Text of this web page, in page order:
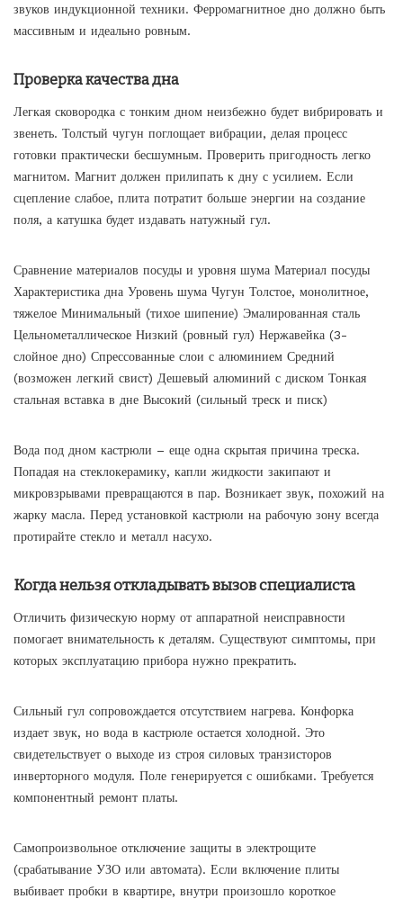
звуков индукционной техники. Ферромагнитное дно должно быть
массивным и идеально ровным.
Проверка качества дна
Легкая сковородка с тонким дном неизбежно будет вибрировать и
звенеть. Толстый чугун поглощает вибрации, делая процесс
готовки практически бесшумным. Проверить пригодность легко
магнитом. Магнит должен прилипать к дну с усилием. Если
сцепление слабое, плита потратит больше энергии на создание
поля, а катушка будет издавать натужный гул.
Сравнение материалов посуды и уровня шума Материал посуды
Характеристика дна Уровень шума Чугун Толстое, монолитное,
тяжелое Минимальный (тихое шипение) Эмалированная сталь
Цельнометаллическое Низкий (ровный гул) Нержавейка (3-
слойное дно) Спрессованные слои с алюминием Средний
(возможен легкий свист) Дешевый алюминий с диском Тонкая
стальная вставка в дне Высокий (сильный треск и писк)
Вода под дном кастрюли – еще одна скрытая причина треска.
Попадая на стеклокерамику, капли жидкости закипают и
микровзрывами превращаются в пар. Возникает звук, похожий на
жарку масла. Перед установкой кастрюли на рабочую зону всегда
протирайте стекло и металл насухо.
Когда нельзя откладывать вызов специалиста
Отличить физическую норму от аппаратной неисправности
помогает внимательность к деталям. Существуют симптомы, при
которых эксплуатацию прибора нужно прекратить.
Сильный гул сопровождается отсутствием нагрева. Конфорка
издает звук, но вода в кастрюле остается холодной. Это
свидетельствует о выходе из строя силовых транзисторов
инверторного модуля. Поле генерируется с ошибками. Требуется
компонентный ремонт платы.
Самопроизвольное отключение защиты в электрощите
(срабатывание УЗО или автомата). Если включение плиты
выбивает пробки в квартире, внутри произошло короткое